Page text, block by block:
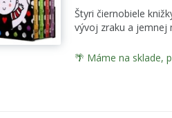
Štyri čiernobiele
vývoj zraku a jemnej
🌴 Máme na sklade,